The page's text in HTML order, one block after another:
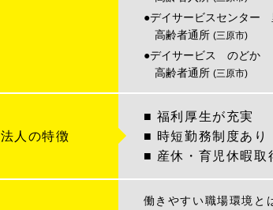
●デイサービスセンター
高齢者通所 (三原市)
●デイサービス のどか
高齢者通所 (三原市)
法人の特徴
■ 福利厚生が充実
■ 時短勤務制度あり
■ 産休・育児休暇取
働きやすい職場環境と